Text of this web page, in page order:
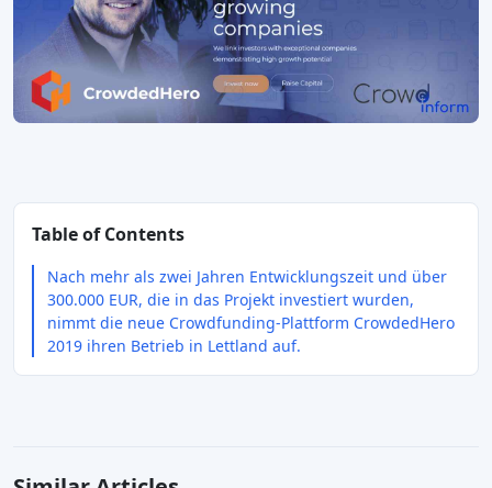
Table of Contents
Nach mehr als zwei Jahren Entwicklungszeit und über
300.000 EUR, die in das Projekt investiert wurden,
nimmt die neue Crowdfunding-Plattform CrowdedHero
2019 ihren Betrieb in Lettland auf.